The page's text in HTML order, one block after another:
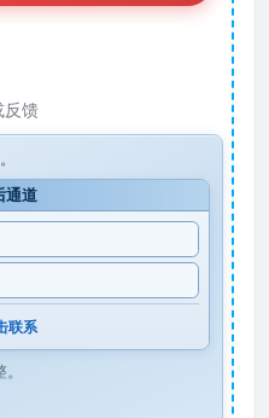
反馈
通道
联系